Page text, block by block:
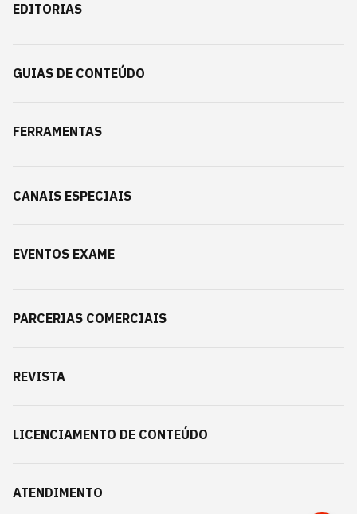
EDITORIAS
GUIAS DE CONTEÚDO
FERRAMENTAS
CANAIS ESPECIAIS
EVENTOS EXAME
PARCERIAS COMERCIAIS
REVISTA
LICENCIAMENTO DE CONTEÚDO
ATENDIMENTO